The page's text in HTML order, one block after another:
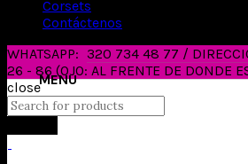
Corsets
Contáctenos
WHATSAPP: 320 734 48 77 /
26 - 86 (OJO: AL FRENTE DE DONDE
close